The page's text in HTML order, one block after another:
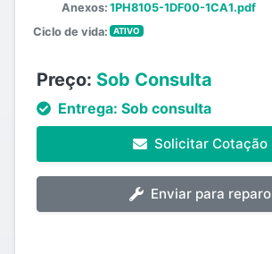
Anexos: 1PH8105-1DF00-1CA1.pdf
Ciclo de vida:
ATIVO
Preço: Sob Consulta
Entrega: Sob consulta
Solicitar Cotação
Enviar para reparo